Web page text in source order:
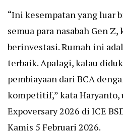
“Ini kesempatan yang luar
semua para nasabah Gen
berinvestasi. Rumah ini
terbaik. Apalagi, kalau
pembiayaan dari BCA
kompetitif,” kata Haryanto,
Expoversary 2026 di ICE
Kamis 5 Februari 2026.